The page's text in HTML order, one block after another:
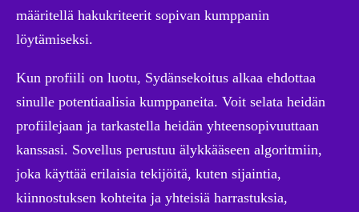
määritellä hakukriteerit sopivan kumppanin
löytämiseksi.
Kun profiili on luotu, Sydänsekoitus alkaa ehdottaa
sinulle potentiaalisia kumppaneita. Voit selata heidän
profiilejaan ja tarkastella heidän yhteensopivuuttaan
kanssasi. Sovellus perustuu älykkääseen algoritmiin,
joka käyttää erilaisia tekijöitä, kuten sijaintia,
kiinnostuksen kohteita ja yhteisiä harrastuksia,